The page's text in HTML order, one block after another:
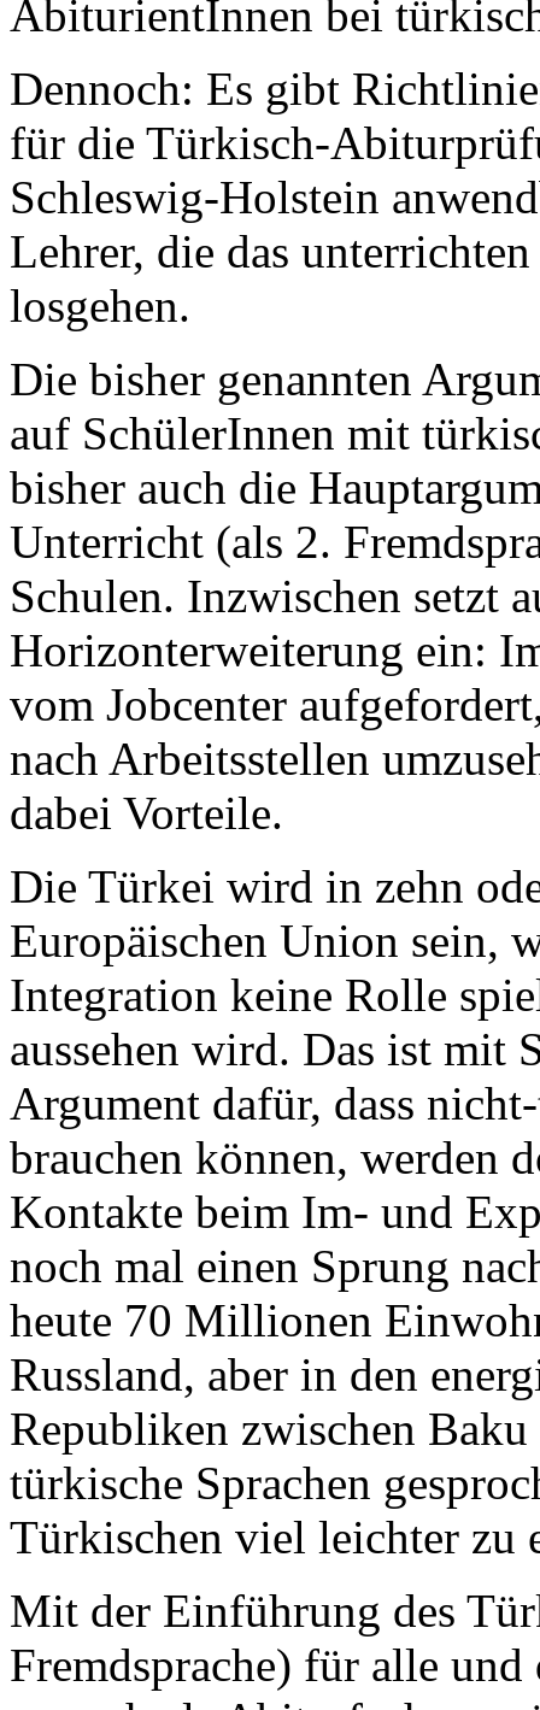
AbiturientInnen bei
Dennoch: Es gibt
für die Türkisch-
Schleswig-Holstein
Lehrer, die das
losgehen.
Die bisher genannten
auf SchülerInnen mit
bisher auch die
Unterricht (als 2.
Schulen. Inzwischen setzt
Horizonterweiterung ein:
vom Jobcenter
nach Arbeitsstellen
dabei Vorteile.
Die Türkei wird in zehn
Europäischen Union sein,
Integration keine Rolle
aussehen wird. Das ist mit
Argument dafür, dass
brauchen können, werden
Kontakte beim Im- und
noch mal einen Sprung
heute 70 Millionen
Russland, aber in den
Republiken zwischen
türkische Sprachen
Türkischen viel leichter zu
Mit der Einführung des
Fremdsprache) für alle